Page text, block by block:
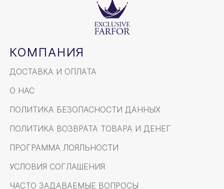
КОМПАНИЯ
ДОСТАВКА И ОПЛАТА
О НАС
ПОЛИТИКА БЕЗОПАСНОСТИ ДАННЫХ
ПОЛИТИКА ВОЗВРАТА ТОВАРА И ДЕНЕГ
ПРОГРАММА ЛОЯЛЬНОСТИ
УСЛОВИЯ СОГЛАШЕНИЯ
ЧАСТО ЗАДАВАЕМЫЕ ВОПРОСЫ